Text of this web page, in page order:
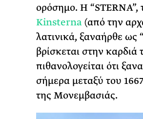
ορόσημο. Η “STERNA”,
Kinsterna(από την
λατινικά, ξαναήρθε ως
βρίσκεται στην καρδιά
πιθανολογείται ότι
σήμερα μεταξύ του
της Μονεμβασιάς.